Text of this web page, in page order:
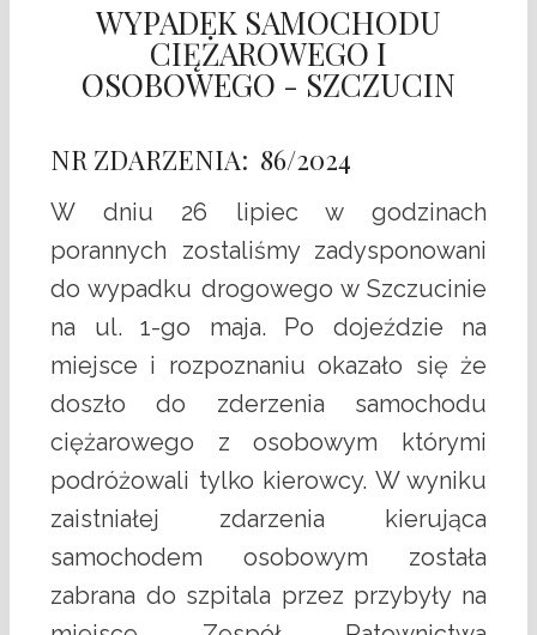
WYPADEK SAMOCHODU
CIĘŻAROWEGO I
OSOBOWEGO - SZCZUCIN
NR ZDARZENIA: 86/2024
W dniu 26 lipiec w godzinach
porannych zostaliśmy zadysponowani
do wypadku drogowego w Szczucinie
na ul. 1-go maja. Po dojeździe na
miejsce i rozpoznaniu okazało się że
doszło do zderzenia samochodu
ciężarowego z osobowym którymi
podróżowali tylko kierowcy. W wyniku
zaistniałej zdarzenia kierująca
samochodem osobowym została
zabrana do szpitala przez przybyły na